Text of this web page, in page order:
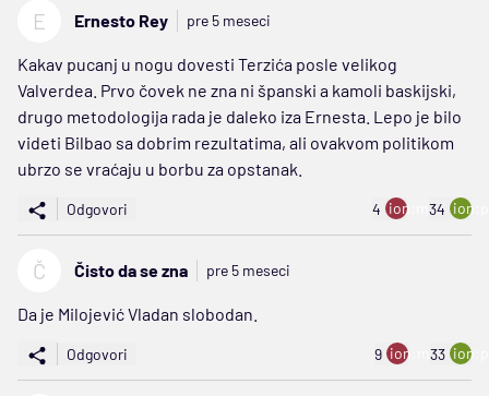
E Ernesto Rey pre 5 meseci
Kakav pucanj u nogu dovesti Terzića posle velikog
Valverdea. Prvo čovek ne zna ni španski a kamoli baskijski,
drugo metodologija rada je daleko iza Ernesta. Lepo je bilo
videti Bilbao sa dobrim rezultatima, ali ovakvom politikom
ubrzo se vraćaju u borbu za opstanak.
Odgovori 4 ion:minus
34
Č Čisto da se zna pre 5 meseci
Da je Milojević Vladan slobodan.
Odgovori 9 ion:minus
33